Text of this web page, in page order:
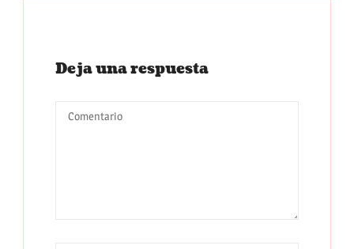
Deja una respuesta